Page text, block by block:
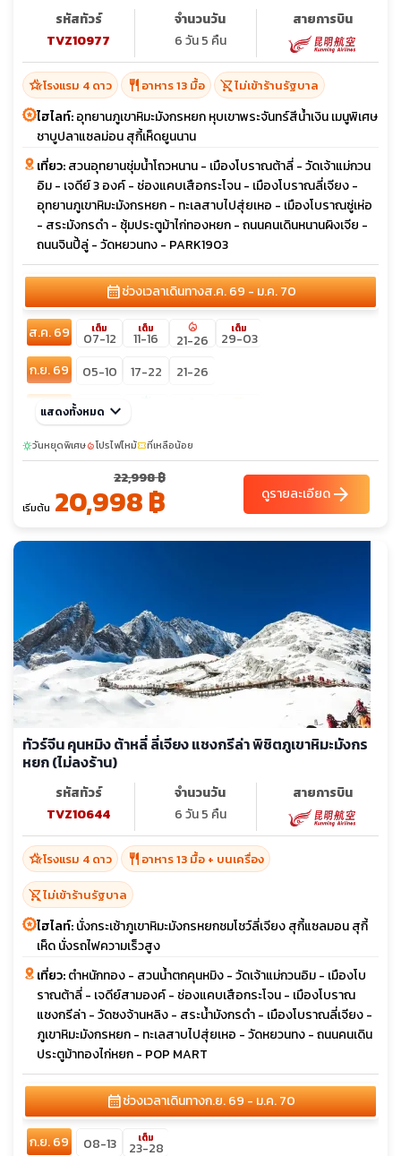
รหัสทัวร์
TVZ10977
จำนวนวัน
6 วัน 5 คืน
สายการบิน
hotel_classโรงแรม 4 ดาว restaurant อาหาร 13 มื้อ shopping_cart_offไม่เข้าร้านรัฐบาล
ไฮไลท์:อุทยานภูเขาหิมะมังกรหยก หุบเขาพระจันทร์สีน้ำเงิน เมนูพิเศษ
ชาบูปลาแซลม่อน สุกี้เห็ดยูนนาน
เที่ยว:สวนอุทยานชุ่มน้ำโถวหนาน - เมืองโบราณต้าลี่ - วัดเจ้าแม่กวน
อิม - เจดีย์ 3 องค์ - ช่องแคบเสือกระโจน - เมืองโบราณลี่เจียง -
อุทยานภูเขาหิมะมังกรหยก - ทะเลสาบไปสุ่ยเหอ - เมืองโบราณซู่เห่อ
- สระมังกรดำ - ซุ้มประตูม้าไก่ทองหยก - ถนนคนเดินหนานผิงเจีย -
ถนนจินปี้ลู่ - วัดหยวนทง - PARK1903
calendar_monthช่วงเวลาเดินทางส.ค. 69 - ม.ค. 70
ส.ค. 69 เต็ม
07-12
เต็ม
11-16
local_fire_department
21-26
เต็ม
29-03
ก.ย. 69
05-10 17-22
21-26
ต.ค. 69
11-16 sunny
พ.ย. 69 03-08 10-15 17-22
01-06 08-13
แสดงทั้งหมด keyboard_arrow_down
sunnyวันหยุดพิเศษlocal_fire_departmentโปรไฟไหม้confirmation_numberที่เหลือน้อย
เริ่มต้น
22,998 ฿
20,998 ฿ ดูรายละเอียดarrow_forward
ทัวร์จีน คุนหมิง ต้าหลี่ ลี่เจียง แชงกรีล่า พิชิตภูเขาหิมะมังกร
หยก (ไม่ลงร้าน)
รหัสทัวร์
TVZ10644
จำนวนวัน
6 วัน 5 คืน
สายการบิน
hotel_classโรงแรม 4 ดาว restaurant อาหาร 13 มื้อ + บนเครื่อง
shopping_cart_offไม่เข้าร้านรัฐบาล
ไฮไลท์:นั่งกระเช้าภูเขาหิมะมังกรหยกชมโชว์ลี่เจียง สุกี้แซลมอน สุกี้
เห็ด นั่งรถไฟความเร็วสูง
เที่ยว:ตำหนักทอง - สวนน้ำตกคุนหมิง - วัดเจ้าแม่กวนอิม - เมืองโบ
ราณต้าลี่ - เจดีย์สามองค์ - ช่องแคบเสือกระโจน - เมืองโบราณ
แชงกรีล่า - วัดซงจ้านหลิง - สระน้ำมังกรดำ - เมืองโบราณลี่เจียง -
ภูเขาหิมะมังกรหยก - ทะเลสาบไปสุ่ยเหอ - วัดหยวนทง - ถนนคนเดิน
ประตูม้าทองไก่หยก - POP MART
calendar_monthช่วงเวลาเดินทางก.ย. 69 - ม.ค. 70
ก.ย. 69 08-13 เต็ม
23-28